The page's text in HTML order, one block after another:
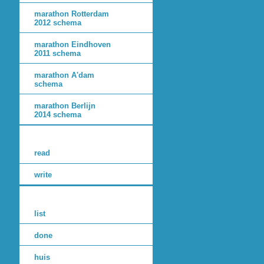
marathon Rotterdam
2012 schema
marathon Eindhoven
2011 schema
marathon A'dam
schema
marathon Berlijn
2014 schema
read
write
list
done
huis